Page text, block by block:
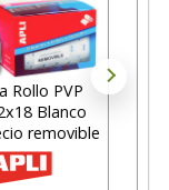
Rollo PVP
Blanco
removible